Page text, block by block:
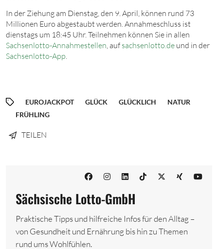
In der Ziehung am Dienstag, den 9. April, können rund 73
Millionen Euro abgestaubt werden. Annahmeschluss ist
dienstags um 18:45 Uhr. Teilnehmen können Sie in allen
Sachsenlotto-Annahmestellen , auf sachsenlotto.de und in der
Sachsenlotto-App
EUROJACKPOT GLÜCK GLÜCKLICH
NATUR
FRÜHLING
TEILEN
Sächsische Lotto-GmbH
Praktische Tipps und hilfreiche Infos für den Alltag –
von Gesundheit und Ernährung bis hin zu Themen
rund ums Wohlfühlen.